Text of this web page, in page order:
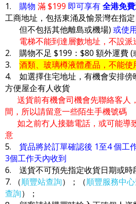
1. 購物 滿 $199 即可享有全港免
工商地址，包括東涌及愉景灣在指定
但不包括其他離島或機場) 或使
電梯不能到達層數地址，不設派
2. 購物不足 $199：$80 額外運費 (
3. 酒類、玻璃樽液體產品，不能
4. 如選擇住宅地址，有機會安排傍
方便屋企有人收貨
送貨前有機會司機會先聯絡客人
間，所以請留意一些陌生手機號碼
如之前冇人接聽電話，或可能導
意
5. 貨品將於訂單確認後 1至4 個工
3個工作天內收到
6. 送貨不可預先指定收貨日期或時
7. （順豐站查詢）；（順豐服務中
查詢）；